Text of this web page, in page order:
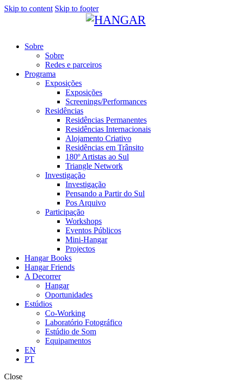
Skip to content Skip to footer
Sobre
Sobre
Redes e parceiros
Programa
Exposições
Exposições
Screenings/Performances
Residências
Residências Permanentes
Residências Internacionais
Alojamento Criativo
Residências em Trânsito
180º Artistas ao Sul
Triangle Network
Investigação
Investigação
Pensando a Partir do Sul
Pos Arquivo
Participação
Workshops
Eventos Públicos
Mini-Hangar
Projectos
Hangar Books
Hangar Friends
A Decorrer
Hangar
Oportunidades
Estúdios
Co-Working
Laboratório Fotográfico
Estúdio de Som
Equipamentos
EN
PT
Close